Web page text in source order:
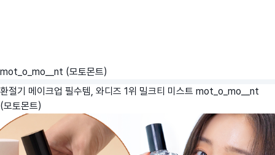
mot_o_mo__nt (모토몬트)
환절기 메이크업 필수템, 와디즈 1위 밀크티 미스트 mot_o_mo__nt
(모토몬트)